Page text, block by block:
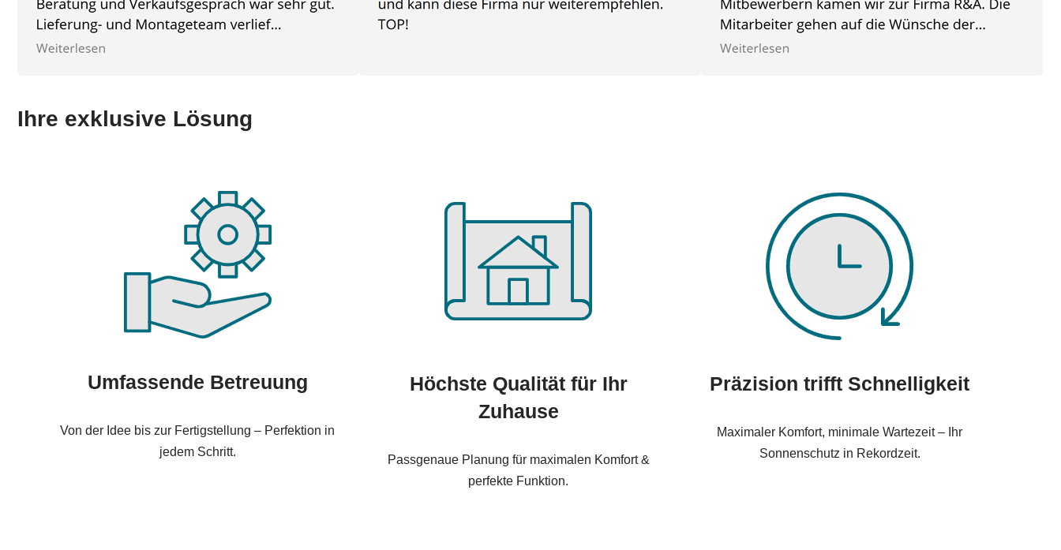
Ihre exklusive Lösung
Umfassende Betreuung
Von der Idee bis zur Fertigstellung – Perfektion in
jedem Schritt.
Höchste Qualität für Ihr
Zuhause
Passgenaue Planung für maximalen Komfort &
perfekte Funktion.
Präzision trifft Schnelligkeit
Maximaler Komfort, minimale Wartezeit – Ihr
Sonnenschutz in Rekordzeit.